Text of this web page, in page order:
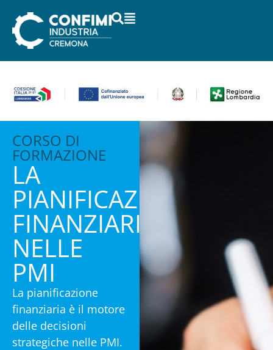
CORSO DI
FORMAZIONE
LA
PIANIFICAZIONE
FINANZIARIA
NELLE
PMI
La pianificazione
finanziaria è il motore
delle decisioni
strategiche nelle PMI.